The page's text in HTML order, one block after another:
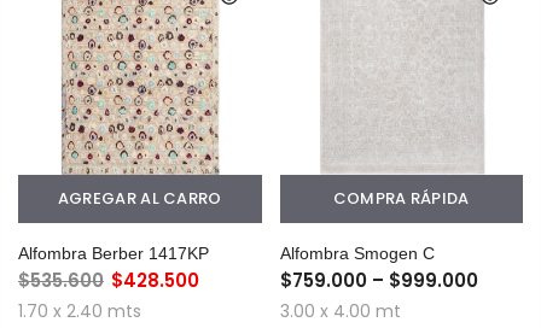
AGREGAR AL CARRO
Alfombra Berber 1417KP
$535.600 $428.500
1.70 x 2.40 mts
COMPRA RÁPIDA
Alfombra Smogen C
$759.000 – $999.000
3.00 x 4.00 mt